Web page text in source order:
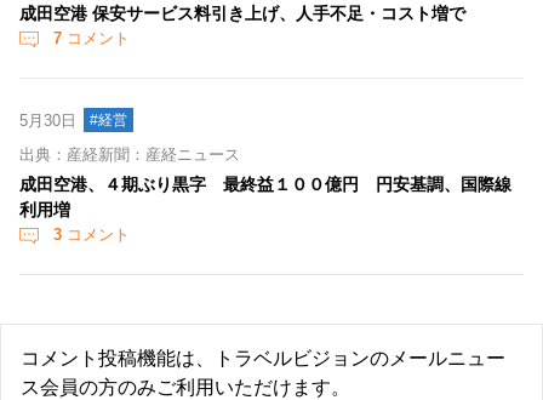
成田空港 保安サービス料引き上げ、人手不足・コスト増で
7 コメント
5月30日 #経営
出典：産経新聞：産経ニュース
成田空港、４期ぶり黒字 最終益１００億円 円安基調、国際線
利用増
3 コメント
コメント投稿機能は、トラベルビジョンのメールニュー
ス会員の方のみご利用いただけます。